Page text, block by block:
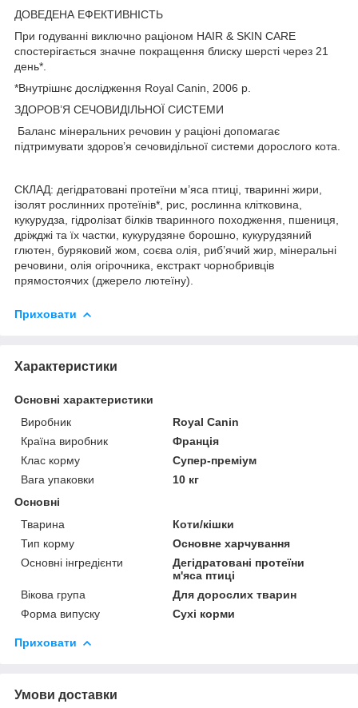
ДОВЕДЕНА ЕФЕКТИВНІСТЬ
При годуванні виключно раціоном HAIR & SKIN CARE
спостерігається значне покращення блиску шерсті через 21
день*.
*Внутрішнє дослідження Royal Canin, 2006 р.
ЗДОРОВ’Я СЕЧОВИДІЛЬНОЇ СИСТЕМИ
Баланс мінеральних речовин у раціоні допомагає
підтримувати здоров’я сечовидільної системи дорослого кота.
СКЛАД: дегідратовані протеїни м’яса птиці, тваринні жири,
ізолят рослинних протеїнів*, рис, рослинна клітковина,
кукурудза, гідролізат білків тваринного походження, пшениця,
дріжджі та їх частки, кукурудзяне борошно, кукурудзяний
глютен, буряковий жом, соєва олія, риб’ячий жир, мінеральні
речовини, олія огірочника, екстракт чорнобривців
прямостоячих (джерело лютеїну).
Приховати
Характеристики
Основні характеристики
Виробник
Royal Canin
Країна виробник
Франція
Клас корму
Супер-преміум
Вага упаковки
10 кг
Основні
Тварина
Коти/кішки
Тип корму
Основне харчування
Основні інгредієнти
Дегідратовані протеїни
м'яса птиці
Вікова група
Для дорослих тварин
Форма випуску
Сухі корми
Приховати
Умови доставки